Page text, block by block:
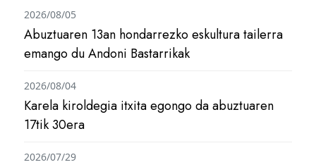
Abuztuaren 13an hondarrezko eskultura tailerra
emango du Andoni Bastarrikak
2026/08/05
Karela kiroldegia itxita egongo da abuztuaren
17tik 30era
2026/08/04
2026/07/29